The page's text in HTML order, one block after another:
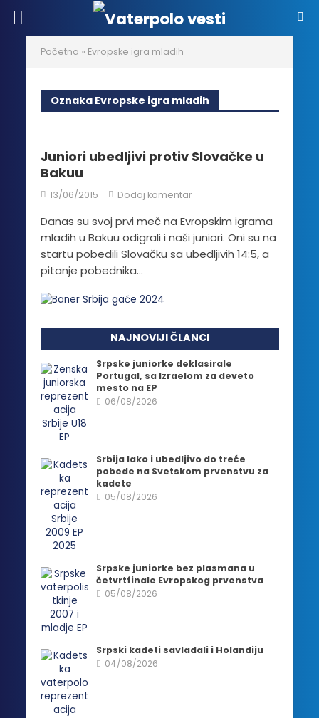
Početna » Evropske igra mladih
Oznaka Evropske igra mladih
Juniori ubedljivi protiv Slovačke u
Bakuu
13/06/2015 Dodaj komentar
Danas su svoj prvi meč na Evropskim igrama
mladih u Bakuu odigrali i naši juniori. Oni su na
startu pobedili Slovačku sa ubedljivih 14:5, a
pitanje pobednika...
NAJNOVIJI ČLANCI
Srpske juniorke deklasirale
Portugal, sa Izraelom za deveto
mesto na EP
06/08/2026
Srbija lako i ubedljivo do treće
pobede na Svetskom prvenstvu za
kadete
05/08/2026
Srpske juniorke bez plasmana u
četvrtfinale Evropskog prvenstva
05/08/2026
Srpski kadeti savladali i Holandiju
04/08/2026